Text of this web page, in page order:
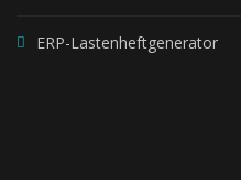
ERP-Lastenheftgenerator